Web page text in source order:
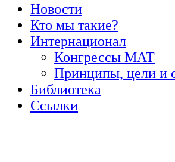
Новости
Кто мы такие?
Интернационал
Конгрессы МАТ
Принципы, цели и
Библиотека
Ссылки